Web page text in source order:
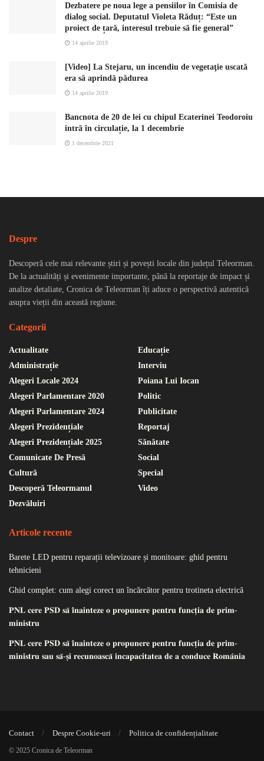
Dezbatere pe noua lege a pensiilor în Comisia de
dialog social. Deputatul Violeta Răduț: “Este un
proiect de țară, interesul trebuie să fie general”
14 aprilie 2019
[Video] La Stejaru, un incendiu de vegetaţie uscată
era să aprindă pădurea
14 aprilie 2019
Bancnota de 20 de lei cu chipul Ecaterinei Teodoroiu
intră în circulație, la 1 decembrie
1 decembrie 2021
Despre
Descoperă cele mai relevante știri și povești locale din județul Teleorman.
De la actualități și evenimente importante, până la reportaje de impact și
analize detaliate, Cronica de Teleorman îți aduce o perspectivă autentică
asupra vieții din această regiune.
Categorii
Actualitate
Administrație
Alegeri Locale 2024
Alegeri Parlamentare 2020
Alegeri Parlamentare 2024
Alegeri Prezidențiale
Alegeri Prezidențiale 2025
Comunicate De Presă
Cultură
Descoperă Teleormanul
Dezvăluiri
Educație
Interviu
Poiana Lui Iocan
Politic
Publicitate
Reportaj
Sănătate
Social
Special
Video
Articole recente
Barete LED pentru reparații televizoare și monitoare: ghid pentru
tehnicieni
Ghid complet: cum alegi corect un încărcător pentru trotineta electrică
𝐏𝐍𝐋 𝐜𝐞𝐫𝐞 𝐏𝐒𝐃 𝐬𝐚̆ 𝐢̂𝐧𝐚𝐢𝐧𝐭𝐞𝐳𝐞 𝐨 𝐩𝐫𝐨𝐩𝐮𝐧𝐞𝐫𝐞 𝐩𝐞𝐧𝐭𝐫𝐮 𝐟𝐮𝐧𝐜𝐭̦𝐢𝐚 𝐝𝐞 𝐩𝐫𝐢𝐦-
𝐦𝐢𝐧𝐢𝐬𝐭𝐫𝐮
𝐏𝐍𝐋 𝐜𝐞𝐫𝐞 𝐏𝐒𝐃 𝐬𝐚̆ 𝐢̂𝐧𝐚𝐢𝐧𝐭𝐞𝐳𝐞 𝐨 𝐩𝐫𝐨𝐩𝐮𝐧𝐞𝐫𝐞 𝐩𝐞𝐧𝐭𝐫𝐮 𝐟𝐮𝐧𝐜𝐭̦𝐢𝐚 𝐝𝐞 𝐩𝐫𝐢𝐦-
𝐦𝐢𝐧𝐢𝐬𝐭𝐫𝐮 𝐬𝐚𝐮 𝐬𝐚̆-𝐬̦𝐢 𝐫𝐞𝐜𝐮𝐧𝐨𝐚𝐬𝐜𝐚̆ 𝐢𝐧𝐜𝐚𝐩𝐚𝐜𝐢𝐭𝐚𝐭𝐞𝐚 𝐝𝐞 𝐚 𝐜𝐨𝐧𝐝𝐮𝐜𝐞 𝐑𝐨𝐦𝐚̂𝐧𝐢𝐚
Contact Despre Cookie-uri Politica de confidențialitate
© 2025 Cronica de Teleorman